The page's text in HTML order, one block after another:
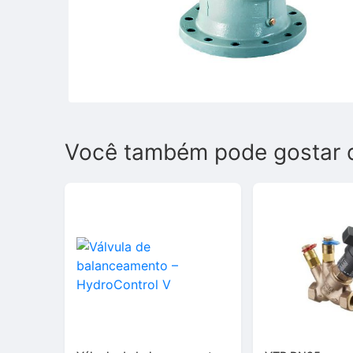
Você também pode gostar